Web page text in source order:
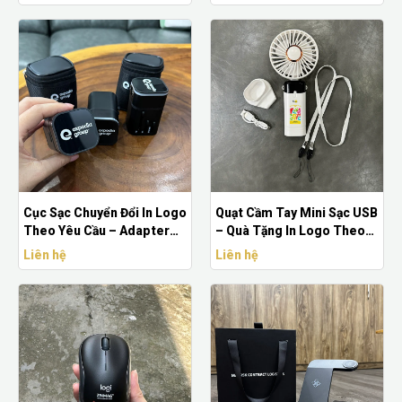
Cục Sạc Chuyển Đổi In Logo
Theo Yêu Cầu – Adapter
Quà Tặng Giá Rẻ
Liên hệ
Quạt Cầm Tay Mini Sạc USB
– Quà Tặng In Logo Theo
Yêu Cầu
Liên hệ